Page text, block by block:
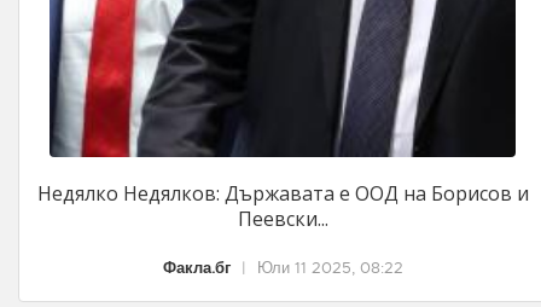
Недялко Недялков: Държавата е ООД на Борисов и
Пеевски...
Факла.бг | Юли 11 2025, 08:22